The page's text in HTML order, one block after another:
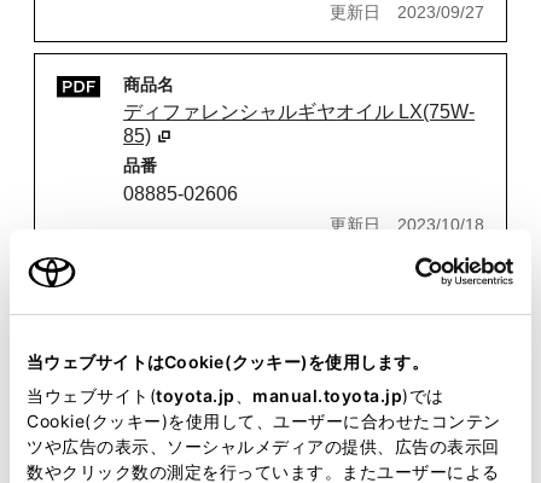
当ウェブサイトはCookie(クッキー)を使用します。
当ウェブサイト(toyota.jp manual.toyota.jp)では
Cookie(クッキー)を使用して、ユーザーに合わせたコンテン
ツや広告の表示、ソーシャルメディアの提供、広告の表示回
数やクリック数の測定を行っています。またユーザーによる
更新日 2023/09/27
商品名
ディファレンシャルギヤオイル LX(75W-
85)
品番
08885-02606
更新日 2023/10/18
08885-03006
更新日 2023/10/18